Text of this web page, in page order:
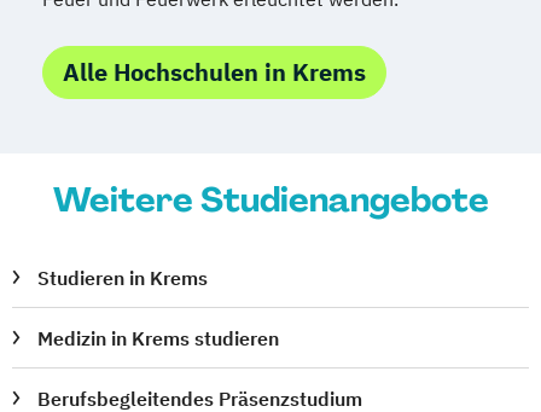
Alle Hochschulen in Krems
Weitere Studienangebote
Studieren in Krems
Medizin in Krems studieren
Berufsbegleitendes Präsenzstudium